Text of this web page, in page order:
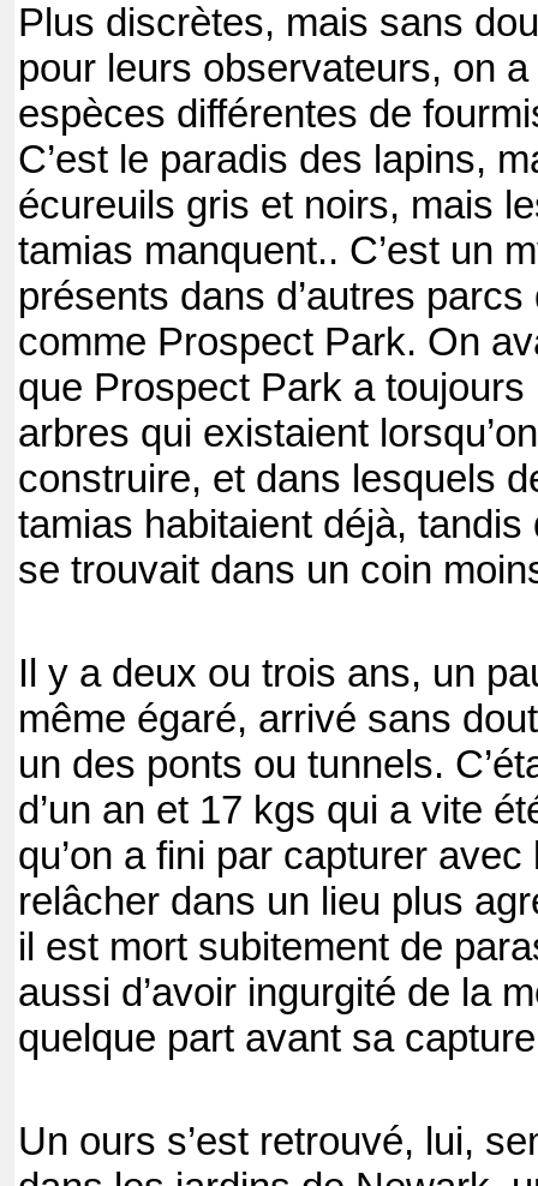
Plus discrètes, mais sans
pour leurs observateurs, on
espèces différentes de
C’est le paradis des lapins,
écureuils gris et noirs, mais
tamias manquent.. C’est un
présents dans d’autres
comme Prospect Park. On
que Prospect Park a toujours
arbres qui existaient
construire, et dans lesquels
tamias habitaient déjà,
se trouvait dans un coin
Il y a deux ou trois ans, un
même égaré, arrivé sans
un des ponts ou tunnels.
d’un an et 17 kgs qui a vite
qu’on a fini par capturer avec
relâcher dans un lieu plus
il est mort subitement de
aussi d’avoir ingurgité de la
quelque part avant sa
Un ours s’est retrouvé, lui,